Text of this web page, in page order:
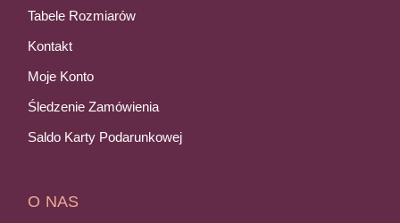
Tabele Rozmiarów
Kontakt
Moje Konto
Śledzenie Zamówienia
Saldo Karty Podarunkowej
O NAS